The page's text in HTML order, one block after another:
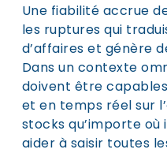
Une fiabilité accrue
les ruptures qui
d’affaires et génère
Dans un contexte
doivent être
et en temps réel sur
stocks qu’importe
aider à saisir toutes